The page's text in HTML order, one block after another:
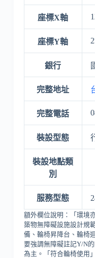
座標X軸
座標Y軸
銀行
完整地址
完整電話
裝設型態
裝設地點類
別
服務型態
額外欄位說明：「環境
築物無障礙設施設計規
備、輪椅昇降台、輪椅
要強調無障礙註記Y/N
為主。「符合輪椅使用